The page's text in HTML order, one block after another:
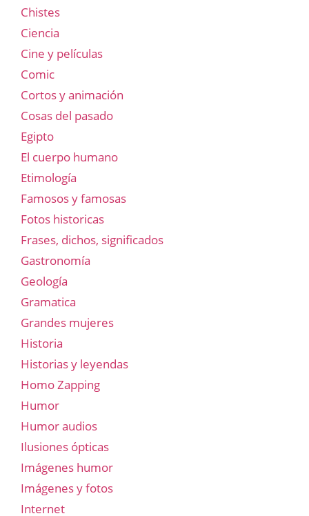
Chistes
Ciencia
Cine y películas
Comic
Cortos y animación
Cosas del pasado
Egipto
El cuerpo humano
Etimología
Famosos y famosas
Fotos historicas
Frases, dichos, significados
Gastronomía
Geología
Gramatica
Grandes mujeres
Historia
Historias y leyendas
Homo Zapping
Humor
Humor audios
Ilusiones ópticas
Imágenes humor
Imágenes y fotos
Internet